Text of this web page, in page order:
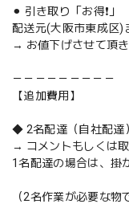
⚫︎ 引き取り「お得❗️」
配送元(大阪市東成区)
→ お値下げさせて頂
－－－－－－－－－
【追加費用】
◆ 2名配達（自社配達）
→ コメントもしくは
1名配達の場合は、掛
（2名作業が必要な